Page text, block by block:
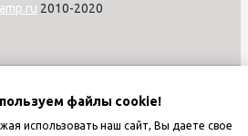
файлы cookie!
использовать наш сайт, Вы даете свое
2010-2020